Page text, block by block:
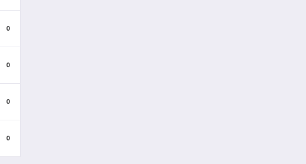
0
0
0
0